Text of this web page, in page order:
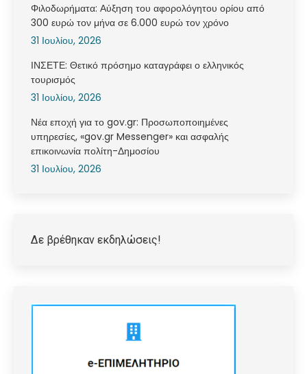
Φιλοδωρήματα: Αύξηση του αφορολόγητου ορίου από
300 ευρώ τον μήνα σε 6.000 ευρώ τον χρόνο
31 Ιουλίου, 2026
ΙΝΣΕΤΕ: Θετικό πρόσημο καταγράφει ο ελληνικός
τουρισμός
31 Ιουλίου, 2026
Νέα εποχή για το gov.gr: Προσωποποιημένες
υπηρεσίες, «gov.gr Messenger» και ασφαλής
επικοινωνία πολίτη-Δημοσίου
31 Ιουλίου, 2026
Δε βρέθηκαν εκδηλώσεις!